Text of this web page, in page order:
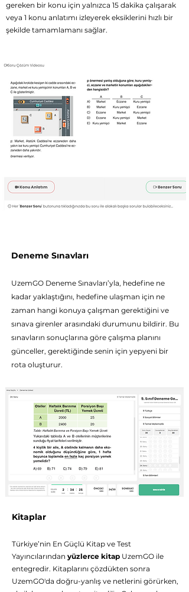
gereken bir konu için yalnızca 15 dakika çalışarak
veya 1 konu anlatımı izleyerek eksiklerini hızlı bir
şekilde tamamlamanı sağlar.
Deneme Sınavları
UzemGO Deneme Sınavları’yla, hedefine ne
kadar yaklaştığını, hedefine ulaşman için ne
zaman hangi konuya çalışman gerektiğini ve
sınava girenler arasındaki durumunu bildirir. Bu
sınavların sonuçlarına göre çalışma planını
günceller, gerektiğinde senin için yepyeni bir
rota oluşturur.
Kitaplar
Türkiye’nin En Güçlü Kitap ve Test
Yayıncılarından yüzlerce kitap UzemGO ile
entegredir. Kitaplarını çözdükten sonra
UzemGO'da doğru-yanlış ve netlerini görürken,